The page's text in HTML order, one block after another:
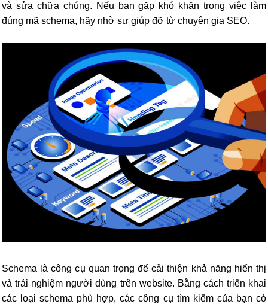
và sửa chữa chúng. Nếu bạn gặp khó khăn trong việc làm
đúng mã schema, hãy nhờ sự giúp đỡ từ chuyên gia SEO.
Schema là công cụ quan trọng để cải thiện khả năng hiển thị
và trải nghiệm người dùng trên website. Bằng cách triển khai
các loại schema phù hợp, các công cụ tìm kiếm của bạn có